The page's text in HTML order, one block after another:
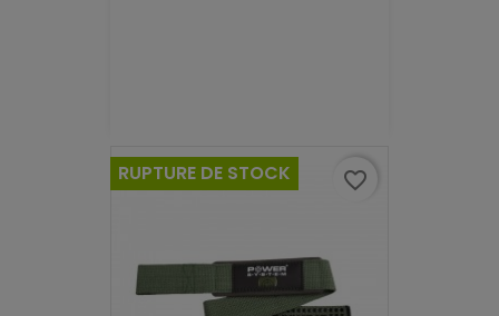
RUPTURE DE STOCK favorite_border